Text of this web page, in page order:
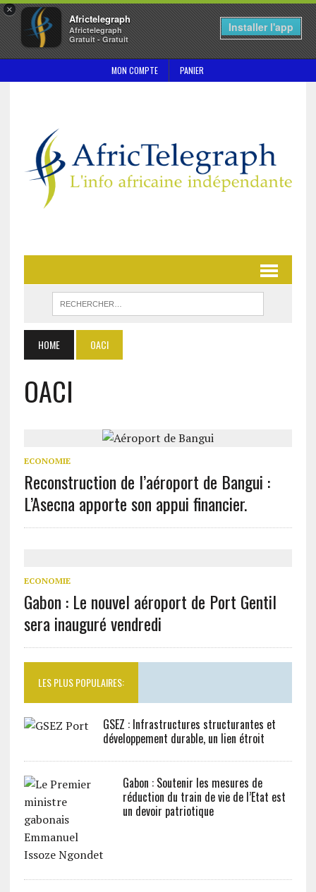
×
Africtelegraph
Africtelegraph
Gratuit - Gratuit
Installer l'app
MON COMPTE PANIER
HOME OACI
OACI
ECONOMIE
Reconstruction de l’aéroport de Bangui :
L’Asecna apporte son appui financier.
ECONOMIE
Gabon : Le nouvel aéroport de Port Gentil
sera inauguré vendredi
LES PLUS POPULAIRES:
GSEZ : Infrastructures structurantes et
développement durable, un lien étroit
Gabon : Soutenir les mesures de
réduction du train de vie de l’Etat est
un devoir patriotique